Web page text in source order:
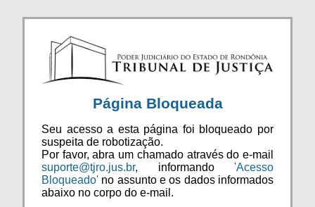
Página Bloqueada
Seu acesso a esta página foi bloqueado por
suspeita de robotização.
Por favor, abra um chamado através do e-mail
suporte@tjro.jus.br, informando 'Acesso
Bloqueado' no assunto e os dados informados
abaixo no corpo do e-mail.